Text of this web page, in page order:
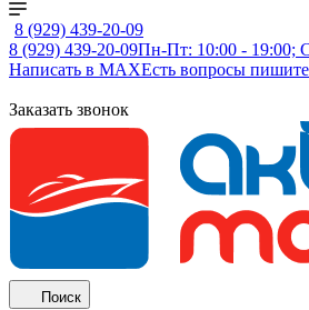
8 (929) 439-20-09
8 (929) 439-20-09Пн-Пт: 10:00 - 19:00;
Написать в MAXЕсть вопросы
Заказать звонок
Поиск